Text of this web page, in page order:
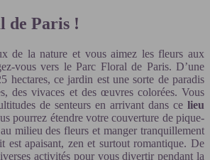
de Paris !
de la nature et vous aimez les fleurs aux
vous vers le Parc Floral de Paris. D’une
hectares, ce jardin est une sorte de paradis
des vivaces et des œuvres colorées. Vous
de senteurs en arrivant dans ce lieu
pourrez étendre votre couverture de pique-
milieu des fleurs et manger tranquillement
est apaisant, zen et surtout romantique. De
activités pour vous divertir pendant la